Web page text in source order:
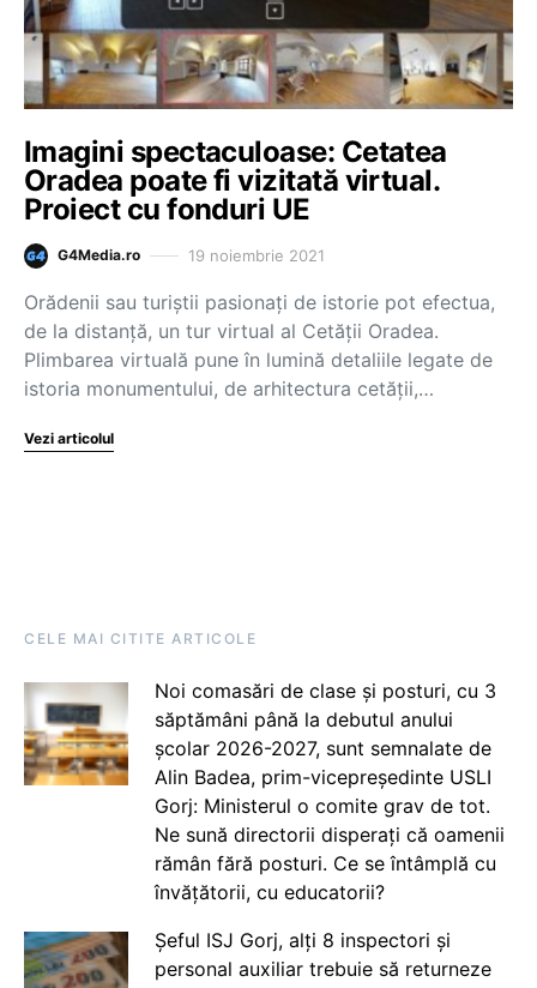
Imagini spectaculoase: Cetatea
Oradea poate fi vizitată virtual.
Proiect cu fonduri UE
G4Media.ro 19 noiembrie 2021
Orădenii sau turiștii pasionați de istorie pot efectua,
de la distanță, un tur virtual al Cetății Oradea.
Plimbarea virtuală pune în lumină detaliile legate de
istoria monumentului, de arhitectura cetății,…
Vezi articolul
CELE MAI CITITE ARTICOLE
Noi comasări de clase și posturi, cu 3
săptămâni până la debutul anului
școlar 2026-2027, sunt semnalate de
Alin Badea, prim-vicepreședinte USLI
Gorj: Ministerul o comite grav de tot.
Ne sună directorii disperați că oamenii
rămân fără posturi. Ce se întâmplă cu
învățătorii, cu educatorii?
Șeful ISJ Gorj, alți 8 inspectori și
personal auxiliar trebuie să returneze